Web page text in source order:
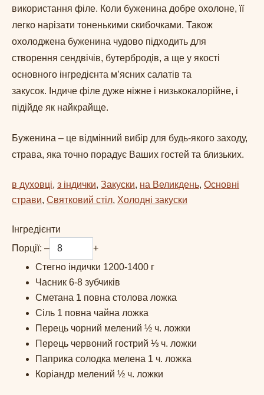
використання філе. Коли буженина добре охолоне, її
легко нарізати тоненькими скибочками. Також
охолоджена буженина чудово підходить для
створення сендвічів, бутербродів, а ще у якості
основного інгредієнта мʼясних салатів та
закусок. Індиче філе дуже ніжне і низькокалорійне, і
підійде як найкрайще.
Буженина – це відмінний вибір для будь-якого заходу,
страва, яка точно порадує Ваших гостей та близьких.
в духовці, з індички, Закуски, на Великдень, Основні
страви, Святковий стіл, Холодні закуски
Інгредієнти
Порції: –
+
Стегно індички 1200-1400 г
Часник 6-8 зубчиків
Сметана 1 повна столова ложка
Сіль 1 повна чайна ложка
Перець чорний мелений ½ ч. ложки
Перець червоний гострий ⅓ ч. ложки
Паприка солодка мелена 1 ч. ложка
Коріандр мелений ½ ч. ложки